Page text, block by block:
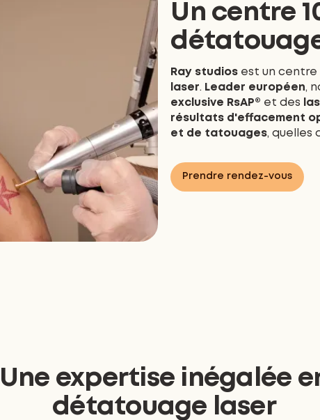
VOIR
Un centre
Ray studios est un
laser. Leader européen,
exclusive RsAP® et des
résultats d'effacement
et de tatouages, quelles
Prendre rendez-vous
Une expertise inégalée
détatouage laser